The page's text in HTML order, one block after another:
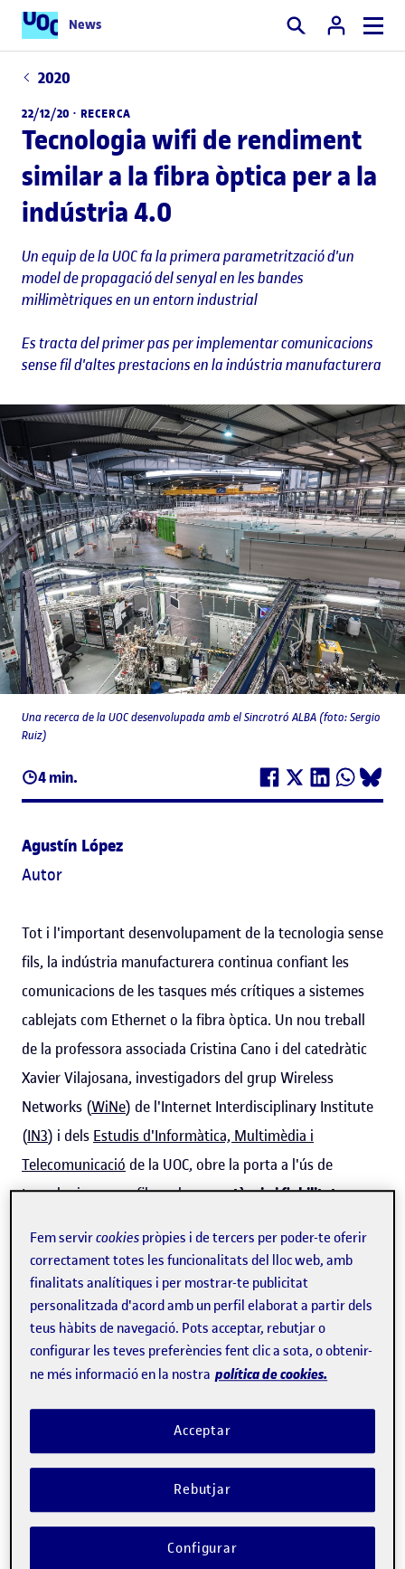
News Cercar
2020
22/12/20 · RECERCA
Tecnologia wifi de rendiment
similar a la fibra òptica per a la
indústria 4.0
Un equip de la UOC fa la primera parametrització d'un
model de propagació del senyal en les bandes
mil·limètriques en un entorn industrial
Es tracta del primer pas per implementar comunicacions
sense fil d'altes prestacions en la indústria manufacturera
4 min.
Una recerca de la UOC desenvolupada amb el Sincrotró ALBA (foto: Sergio
Ruiz)
Agustín López
Autor
Tot i l'important desenvolupament de la tecnologia sense
fils, la indústria manufacturera continua confiant les
comunicacions de les tasques més crítiques a sistemes
cablejats com Ethernet o la fibra òptica. Un nou treball
de la professora associada Cristina Cano i del catedràtic
Xavier Vilajosana, investigadors del grup Wireless
Networks (WiNe) de l'Internet Interdisciplinary Institute
(IN3) i dels Estudis d'Informàtica, Multimèdia i
Telecomunicació de la UOC, obre la porta a l'ús de
tecnologies sense fils amb unapotència i fiabilitat
enllaços per cables
. La recerca, publicada a la revista
Transactions on Wireless Communications, ha fet la
primera parametrització d'un model de propagació del
senyal en les bandes mil·limètriques, una tecnologia
sense fils capaç de transmetre moltes dades per segon en
nou model és el primer pas per saber com es comporta
aquest tipus de senyal en una planta industrial i podria
tenir un impacte important en el desenvolupament de la
indústria 4.0.
«Aquest treball va en la línia de fer la comunicació
Fem servircookies pròpies i de tercers per poder-te oferir
correctament totes les funcionalitats del lloc web, amb
finalitats analítiques i per mostrar-te publicitat
personalitzada d'acord amb un perfil elaborat a partir dels
teus hàbits de navegació. Pots acceptar, rebutjar o
configurar les teves preferències fent clic a sota, o obtenir-
ne més informació en la nostra política de cookies.
Rebutjar
Acceptar
Configurar